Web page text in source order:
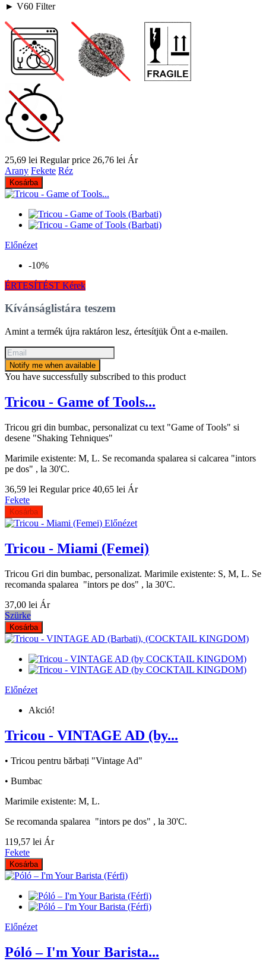
► V60 Filter
25,69 lei Regular price 26,76 lei Ár
Arany Fekete Réz
Kosárba
Előnézet
-10%
ÉRTESÍTÉST Kérek
Kívánságlistára teszem
Amint a termék újra raktáron lesz, értesítjük Önt a e-mailen.
Notify me when available
You have successfully subscribed to this product
Tricou - Game of Tools...
Tricou gri din bumbac, personalizat cu text "Game of Tools" si
desene "Shaking Tehniques"
Marimile existente: M, L. Se recomanda spalarea si calcarea "intors
pe dos" , la 30'C.
36,59 lei Regular price 40,65 lei Ár
Fekete
Kosárba
Előnézet
Tricou - Miami (Femei)
Tricou Gri din bumbac, personalizat. Marimile existente: S, M, L. Se
recomanda spalarea "intors pe dos" , la 30'C.
37,00 lei Ár
Szürke
Kosárba
Előnézet
Akció!
Tricou - VINTAGE AD (by...
• Tricou pentru bărbați "Vintage Ad"
• Bumbac
Marimile existente: M, L.
Se recomanda spalarea "intors pe dos" , la 30'C.
119,57 lei Ár
Fekete
Kosárba
Előnézet
Póló – I'm Your Barista...